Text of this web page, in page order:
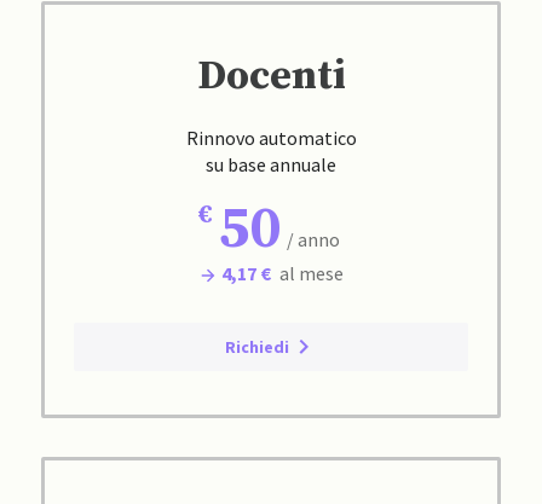
Docenti
Rinnovo automatico
su base annuale
50 / anno
4,17 € al mese
Richiedi